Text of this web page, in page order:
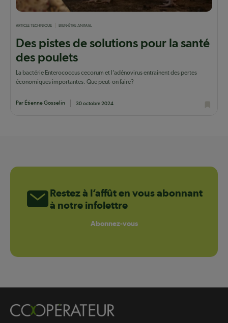
ARTICLE TECHNIQUE BIEN-ÊTRE ANIMAL
Des pistes de solutions pour la santé
des poulets
La bactérie Enterococcus cecorum et l’adénovirus entraînent des pertes
économiques importantes. Que peut-on faire?
Par Étienne Gosselin 30 octobre 2024
Restez à l’affût en vous abonnant
à notre infolettre
Abonnez-vous